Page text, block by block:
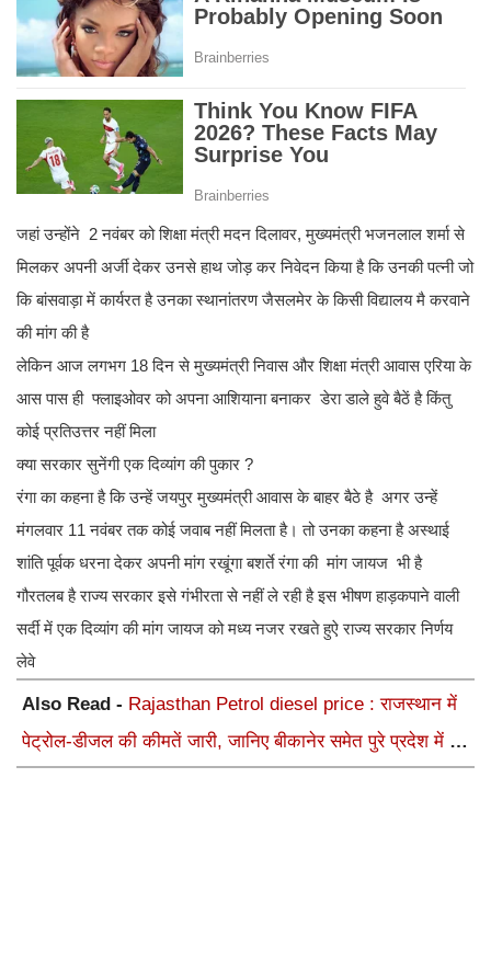
जहां उन्होंने 2 नवंबर को शिक्षा मंत्री मदन दिलावर, मुख्यमंत्री भजनलाल शर्मा से
मिलकर अपनी अर्जी देकर उनसे हाथ जोड़ कर निवेदन किया है कि उनकी पत्नी जो
कि बांसवाड़ा में कार्यरत है उनका स्थानांतरण जैसलमेर के किसी विद्यालय मै करवाने
की मांग की है
लेकिन आज लगभग 18 दिन से मुख्यमंत्री निवास और शिक्षा मंत्री आवास एरिया के
आस पास ही फ्लाइओवर को अपना आशियाना बनाकर डेरा डाले हुवे बैठें है किंतु
कोई प्रतिउत्तर नहीं मिला
क्या सरकार सुनेंगी एक दिव्यांग की पुकार ?
रंगा का कहना है कि उन्हें जयपुर मुख्यमंत्री आवास के बाहर बैठे है अगर उन्हें
मंगलवार 11 नवंबर तक कोई जवाब नहीं मिलता है। तो उनका कहना है अस्थाई
शांति पूर्वक धरना देकर अपनी मांग रखूंगा बशर्ते रंगा की मांग जायज भी है
गौरतलब है राज्य सरकार इसे गंभीरता से नहीं ले रही है इस भीषण हाड़कपाने वाली
सर्दी में एक दिव्यांग की मांग जायज को मध्य नजर रखते हुऐ राज्य सरकार निर्णय
लेवे
Also Read - Rajasthan Petrol diesel price : राजस्थान में
पेट्रोल-डीजल की कीमतें जारी, जानिए बीकानेर समेत पुरे प्रदेश में नए